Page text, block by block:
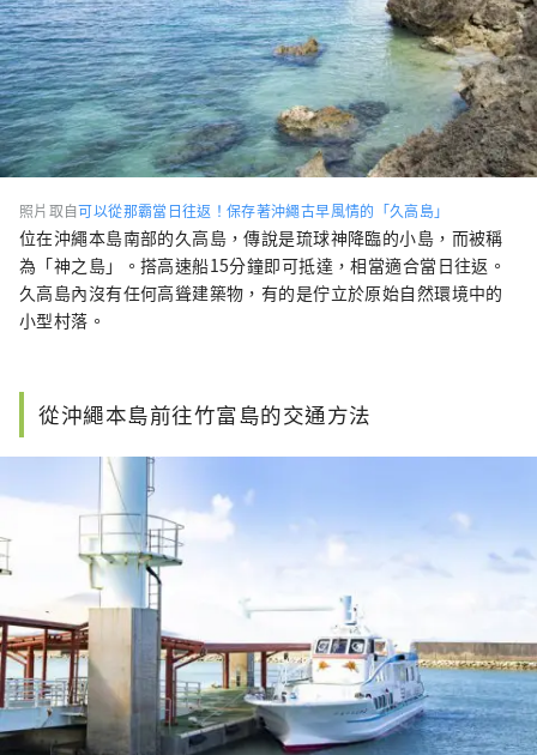
照片取自可以從那霸當日往返！保存著沖繩古早風情的「久高島」
位在沖繩本島南部的久高島，傳說是琉球神降臨的小島，而被稱
為「神之島」。搭高速船15分鐘即可抵達，相當適合當日往返。
久高島內沒有任何高聳建築物，有的是佇立於原始自然環境中的
小型村落。
從沖繩本島前往竹富島的交通方法